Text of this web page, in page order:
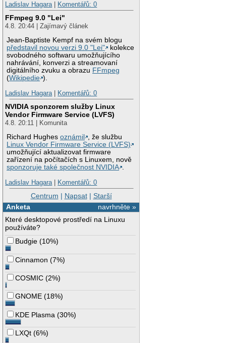
Ladislav Hagara| Komentářů: 0
FFmpeg 9.0 "Lei"
4.8. 20:44 | Zajímavý článek
Jean-Baptiste Kempf na svém blogu
představil novou verzi 9.0 "Lei"
kolekce
svobodného softwaru umožňujícího
nahrávání, konverzi a streamovaní
digitálního zvuku a obrazu FFmpeg
(Wikipedie ).
Ladislav Hagara| Komentářů: 0
NVIDIA sponzorem služby Linux
Vendor Firmware Service (LVFS)
4.8. 20:11 | Komunita
Richard Hughesoznámil
, že službu
Linux Vendor Firmware Service (LVFS)
umožňující aktualizovat firmware
zařízení na počítačích s Linuxem, nově
sponzoruje také společnost NVIDIA .
Ladislav Hagara| Komentářů: 0
Centrum | Napsat| Starší
navrhněte »
Anketa
Které desktopové prostředí na Linuxu
používáte?
Budgie (10%)
Cinnamon (7%)
COSMIC (2%)
GNOME (18%)
KDE Plasma (30%)
LXQt (6%)